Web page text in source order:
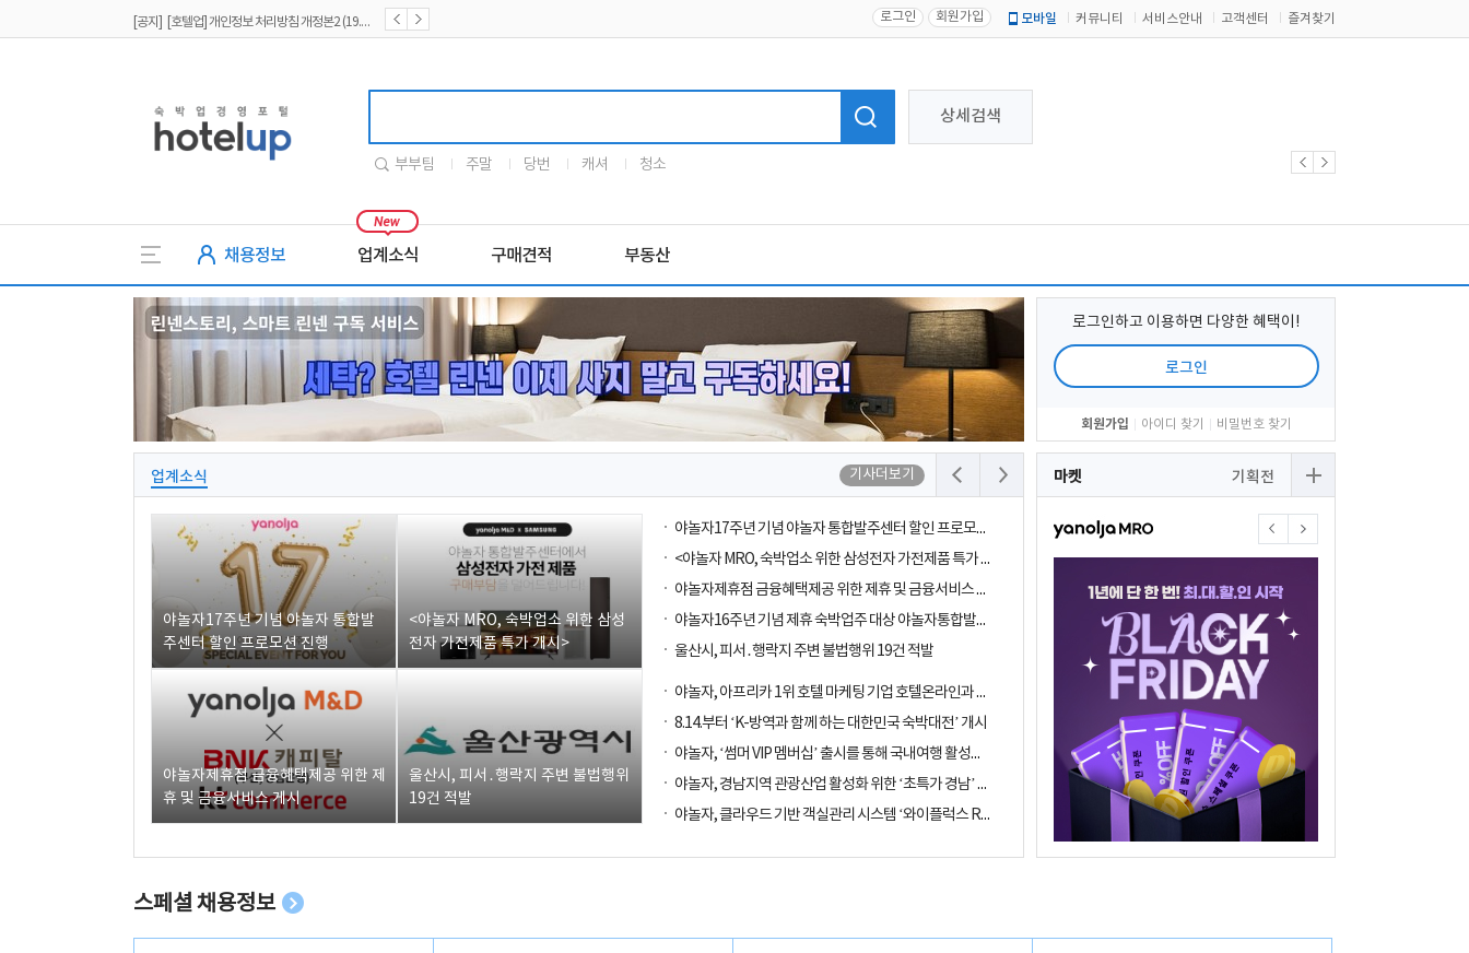
[공지] [호텔업] 개인정보 처리방침 개정본2 (19.09.02) 로그인 회원가입 모바일 커뮤니티 서비스안내 고객센터 즐겨찾기
상세검색
부부팀 주말 당번 캐셔 청소
채용정보 업계소식 구매견적 부동산
업계소식 기사더보기
야놀자17주년 기념 야놀자 통합발
주센터 할인 프로모션 진행
<야놀자 MRO, 숙박업소 위한 삼성
전자 가전제품 특가 개시>
야놀자제휴점 금융혜택제공 위한 제
휴 및 금융서비스 게시
울산시, 피서․행락지 주변 불법행위
19건 적발
야놀자17주년 기념 야놀자 통합발주센터 할인 프로모션 진행
<야놀자 MRO, 숙박업소 위한 삼성전자 가전제품 특가 개시>
야놀자제휴점 금융혜택제공 위한 제휴 및 금융서비스 게시
야놀자16주년 기념 제휴 숙박업주 대상 야놀자통합발주센터 할인쿠폰 증정
울산시, 피서․행락지 주변 불법행위 19건 적발
야놀자, 아프리카 1위 호텔 마케팅 기업 호텔온라인과 전략적 파트너십 체결
8.14.부터 ‘K-방역과 함께 하는 대한민국 숙박대전’ 개시
야놀자, ‘썸머 VIP 멤버십’ 출시를 통해 국내여행 활성화에 박차
야놀자, 경남지역 관광산업 활성화 위한 ‘초특가 경남’ 기획전 진행
야놀자, 클라우드 기반 객실관리 시스템 ‘와이플럭스 RMS’ 출시
로그인하고 이용하면 다양한 혜택이!
로그인
회원가입 아이디 찾기 비밀번호 찾기
마켓 기획전
스페셜 채용정보